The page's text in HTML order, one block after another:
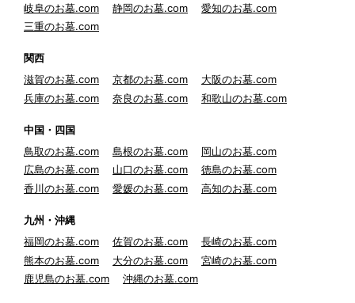
岐阜のお墓.com
静岡のお墓.com
愛知のお墓.com
三重のお墓.com
関西
滋賀のお墓.com
京都のお墓.com
大阪のお墓.com
兵庫のお墓.com
奈良のお墓.com 和歌山のお墓.com
中国・四国
鳥取のお墓.com
島根のお墓.com
岡山のお墓.com
広島のお墓.com
山口のお墓.com
徳島のお墓.com
香川のお墓.com
愛媛のお墓.com 高知のお墓.com
九州・沖縄
福岡のお墓.com
佐賀のお墓.com
長崎のお墓.com
熊本のお墓.com
大分のお墓.com
宮崎のお墓.com
鹿児島のお墓.com
沖縄のお墓.com